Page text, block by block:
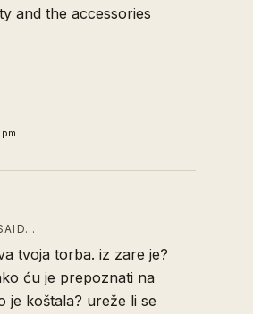
and the accessories
tvoja torba. iz zare je?
ću je prepoznati na
je koštala? ureže li se